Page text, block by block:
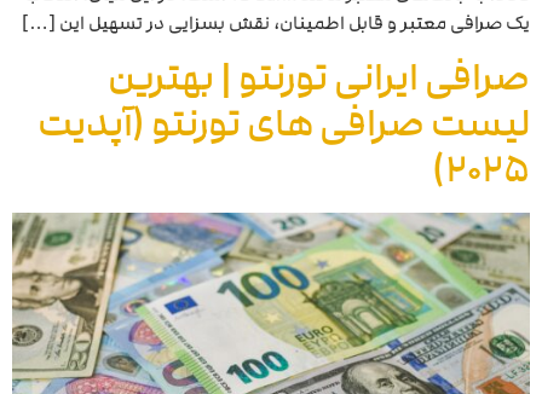
یک صرافی معتبر و قابل اطمینان، نقش بسزایی در تسهیل این […]
صرافی ایرانی تورنتو | بهترین
لیست صرافی های تورنتو (آپدیت
2025)